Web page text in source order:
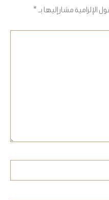
الإلزامية مشار إليها بـ*